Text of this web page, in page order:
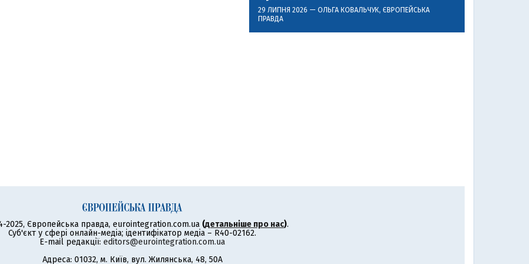
29 ЛИПНЯ 2026 — ОЛЬГА КОВАЛЬЧУК, ЄВРОПЕЙСЬКА
ПРАВДА
2025, Європейська правда, eurointegration.com.ua (детальніше про нас).
Суб'єкт у сфері онлайн-медіа; ідентифікатор медіа – R40-02162.
E-mail редакції: editors@eurointegration.com.ua
Адреса: 01032, м. Київ, вул. Жилянська, 48, 50А